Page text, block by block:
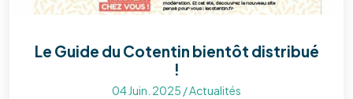
Le Guide du Cotentin bientôt distribué
!
04 Juin. 2025 /Actualités